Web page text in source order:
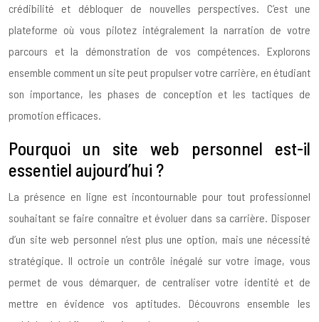
crédibilité et débloquer de nouvelles perspectives. C’est une
plateforme où vous pilotez intégralement la narration de votre
parcours et la démonstration de vos compétences. Explorons
ensemble comment un site peut propulser votre carrière, en étudiant
son importance, les phases de conception et les tactiques de
promotion efficaces.
Pourquoi un site web personnel est-il
essentiel aujourd’hui ?
La présence en ligne est incontournable pour tout professionnel
souhaitant se faire connaître et évoluer dans sa carrière. Disposer
d’un site web personnel n’est plus une option, mais une nécessité
stratégique. Il octroie un contrôle inégalé sur votre image, vous
permet de vous démarquer, de centraliser votre identité et de
mettre en évidence vos aptitudes. Découvrons ensemble les